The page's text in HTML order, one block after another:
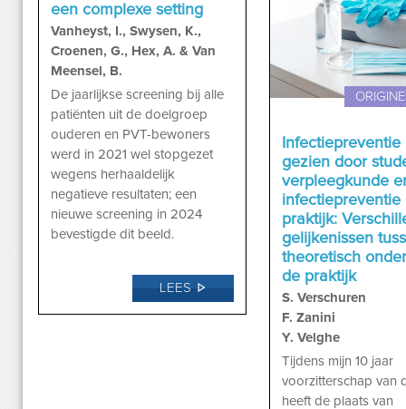
een complexe setting
Vanheyst, I., Swysen, K.,
Croenen, G., Hex, A. & Van
Meensel, B.
De jaarlijkse screening bij alle
patiënten uit de doelgroep
ouderen en PVT-bewoners
werd in 2021 wel stopgezet
wegens herhaaldelijk
negatieve resultaten; een
nieuwe screening in 2024
bevestigde dit beeld.
LEES
Infectiepreventie
gezien door
verpleegkunde
infectiepreventie
praktijk:
gelijkenissen
theoretisch
de praktijk
S. Verschuren
F. Zanini
Y. Velghe
Tijdens mijn 10 jaar
voorzitterschap van
heeft de plaats van